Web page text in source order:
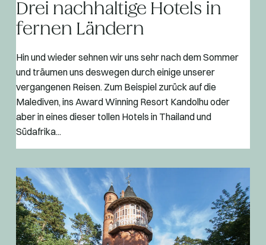
Drei nachhaltige Hotels in
fernen Ländern
Hin und wieder sehnen wir uns sehr nach dem Sommer
und träumen uns deswegen durch einige unserer
vergangenen Reisen. Zum Beispiel zurück auf die
Malediven, ins Award Winning Resort Kandolhu oder
aber in eines dieser tollen Hotels in Thailand und
Südafrika...